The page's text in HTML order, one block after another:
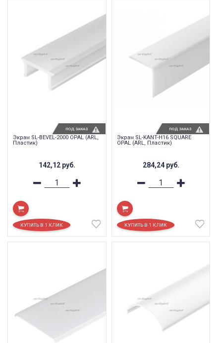
Экран SL-BEVEL-2000 OPAL (ARL,
Пластик)
142,12 руб.
ПОД ЗАКАЗ
Экран SL-KANT-H16 SQUARE
OPAL (ARL, Пластик)
284,24 руб.
ПОД ЗАКАЗ